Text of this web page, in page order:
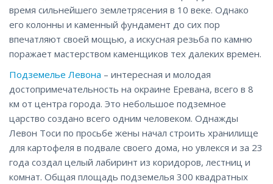
время сильнейшего землетрясения в 10 веке. Однако
его колонны и каменный фундамент до сих пор
впечатляют своей мощью, а искусная резьба по камню
поражает мастерством каменщиков тех далеких времен.
Подземелье Левона – интересная и молодая
достопримечательность на окраине Еревана, всего в 8
км от центра города. Это небольшое подземное
царство создано всего одним человеком. Однажды
Левон Тоси по просьбе жены начал строить хранилище
для картофеля в подвале своего дома, но увлекся и за 23
года создал целый лабиринт из коридоров, лестниц и
комнат. Общая площадь подземелья 300 квадратных